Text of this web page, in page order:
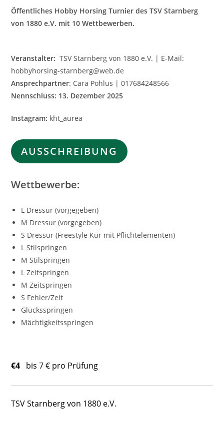
Öffentliches Hobby Horsing Turnier des TSV Starnberg
von 1880 e.V. mit 10 Wettbewerben.
Veranstalter: TSV Starnberg von 1880 e.V. | E-Mail:
hobbyhorsing-starnberg@web.de
Ansprechpartner: Cara Pohlus | 017684248566
Nennschluss: 13. Dezember 2025
Instagram: kht_aurea
AUSSCHREIBUNG
Wettbewerbe:
L Dressur (vorgegeben)
M Dressur (vorgegeben)
S Dressur (Freestyle Kür mit Pflichtelementen)
L Stilspringen
M Stilspringen
L Zeitspringen
M Zeitspringen
S Fehler/Zeit
Glücksspringen
Mächtigkeitsspringen
€4 bis 7 € pro Prüfung
TSV Starnberg von 1880 e.V.